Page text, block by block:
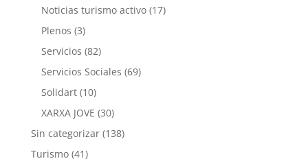
Noticias turismo activo(17)
Plenos (3)
Servicios (82)
Servicios Sociales (69)
Solidart(10)
XARXA JOVE (30)
Sin categorizar(138)
Turismo(41)